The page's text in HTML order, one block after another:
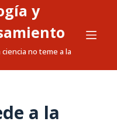
y
ciencia no teme a la
a la